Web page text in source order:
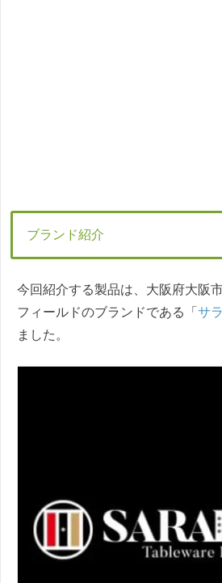
ブランド紹介
今回紹介する製品は、大阪府大阪
フィールドのブランドである「 サ
ました。